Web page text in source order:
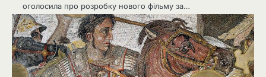
оголосила про розробку нового фільму за…